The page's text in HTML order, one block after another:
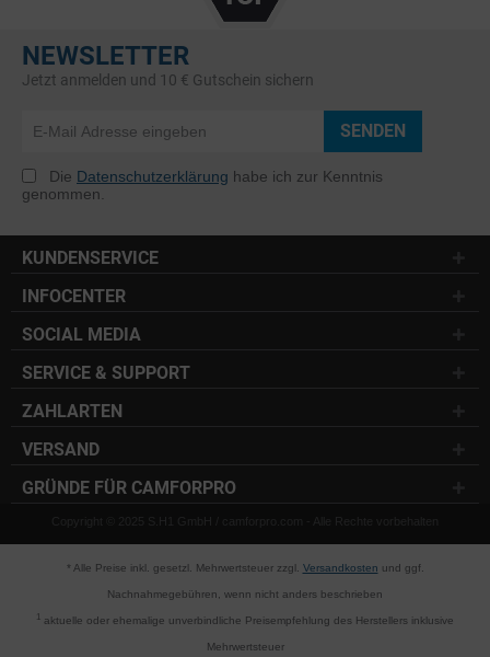
NEWSLETTER
Jetzt anmelden und 10 € Gutschein sichern
SENDEN
Die Datenschutzerklärung habe ich zur Kenntnis
genommen.
KUNDENSERVICE
INFOCENTER
SOCIAL MEDIA
SERVICE & SUPPORT
ZAHLARTEN
VERSAND
GRÜNDE FÜR CAMFORPRO
Copyright © 2025 S.H1 GmbH / camforpro.com - Alle Rechte vorbehalten
* Alle Preise inkl. gesetzl. Mehrwertsteuer zzgl. Versandkosten und ggf.
Nachnahmegebühren, wenn nicht anders beschrieben
aktuelle oder ehemalige unverbindliche Preisempfehlung des Herstellers inklusive
Mehrwertsteuer